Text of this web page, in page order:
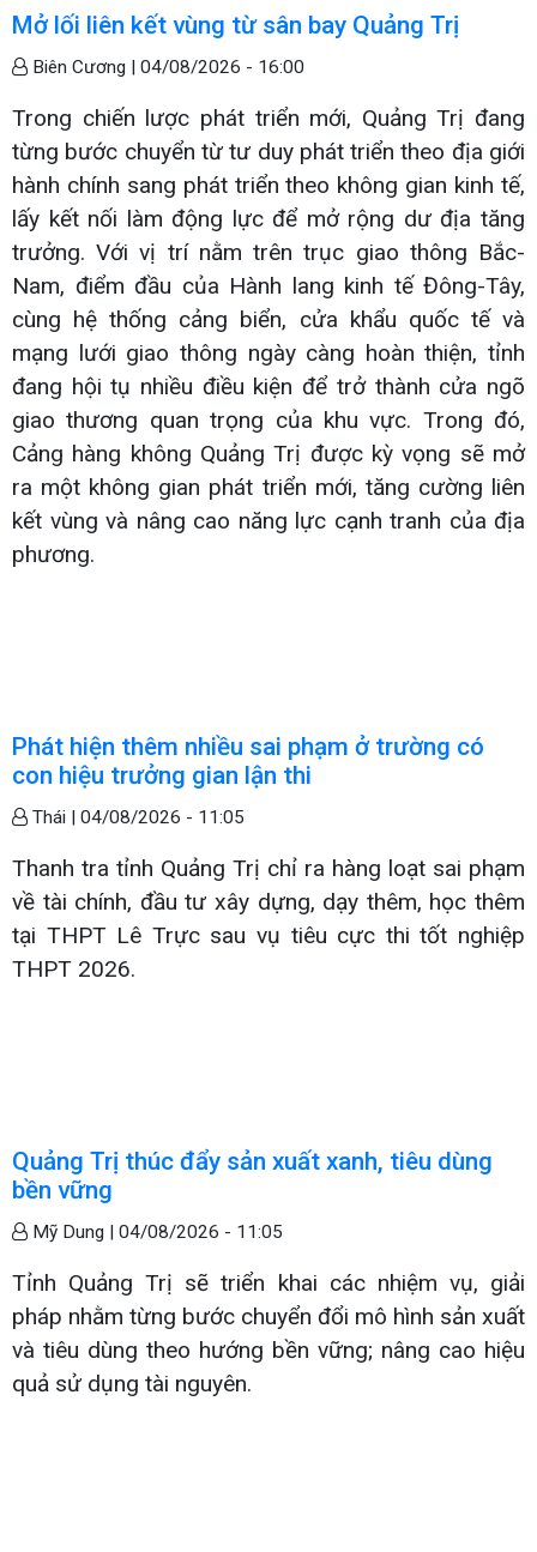
Mở lối liên kết vùng từ sân bay Quảng Trị
Biên Cương | 04/08/2026 - 16:00
Trong chiến lược phát triển mới, Quảng Trị đang
từng bước chuyển từ tư duy phát triển theo địa giới
hành chính sang phát triển theo không gian kinh tế,
lấy kết nối làm động lực để mở rộng dư địa tăng
trưởng. Với vị trí nằm trên trục giao thông Bắc-
Nam, điểm đầu của Hành lang kinh tế Đông-Tây,
cùng hệ thống cảng biển, cửa khẩu quốc tế và
mạng lưới giao thông ngày càng hoàn thiện, tỉnh
đang hội tụ nhiều điều kiện để trở thành cửa ngõ
giao thương quan trọng của khu vực. Trong đó,
Cảng hàng không Quảng Trị được kỳ vọng sẽ mở
ra một không gian phát triển mới, tăng cường liên
kết vùng và nâng cao năng lực cạnh tranh của địa
phương.
Phát hiện thêm nhiều sai phạm ở trường có
con hiệu trưởng gian lận thi
Thái | 04/08/2026 - 11:05
Thanh tra tỉnh Quảng Trị chỉ ra hàng loạt sai phạm
về tài chính, đầu tư xây dựng, dạy thêm, học thêm
tại THPT Lê Trực sau vụ tiêu cực thi tốt nghiệp
THPT 2026.
Quảng Trị thúc đẩy sản xuất xanh, tiêu dùng
bền vững
Mỹ Dung | 04/08/2026 - 11:05
Tỉnh Quảng Trị sẽ triển khai các nhiệm vụ, giải
pháp nhằm từng bước chuyển đổi mô hình sản xuất
và tiêu dùng theo hướng bền vững; nâng cao hiệu
quả sử dụng tài nguyên.